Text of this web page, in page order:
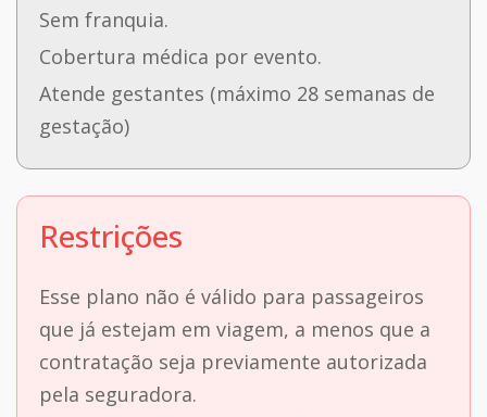
Sem franquia.
Cobertura médica por evento.
Atende gestantes (máximo 28 semanas de
gestação)
Restrições
Esse plano não é válido para passageiros
que já estejam em viagem, a menos que a
contratação seja previamente autorizada
pela seguradora.